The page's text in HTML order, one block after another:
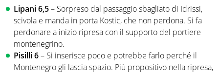
Lipani 6,5– Sorpreso dal passaggio sbagliato di Idrissi,
scivola e manda in porta Kostic, che non perdona. Si fa
perdonare a inizio ripresa con il supporto del portiere
montenegrino.
Pisilli 6– Si inserisce poco e potrebbe farlo perché il
Montenegro gli lascia spazio. Più propositivo nella ripresa,